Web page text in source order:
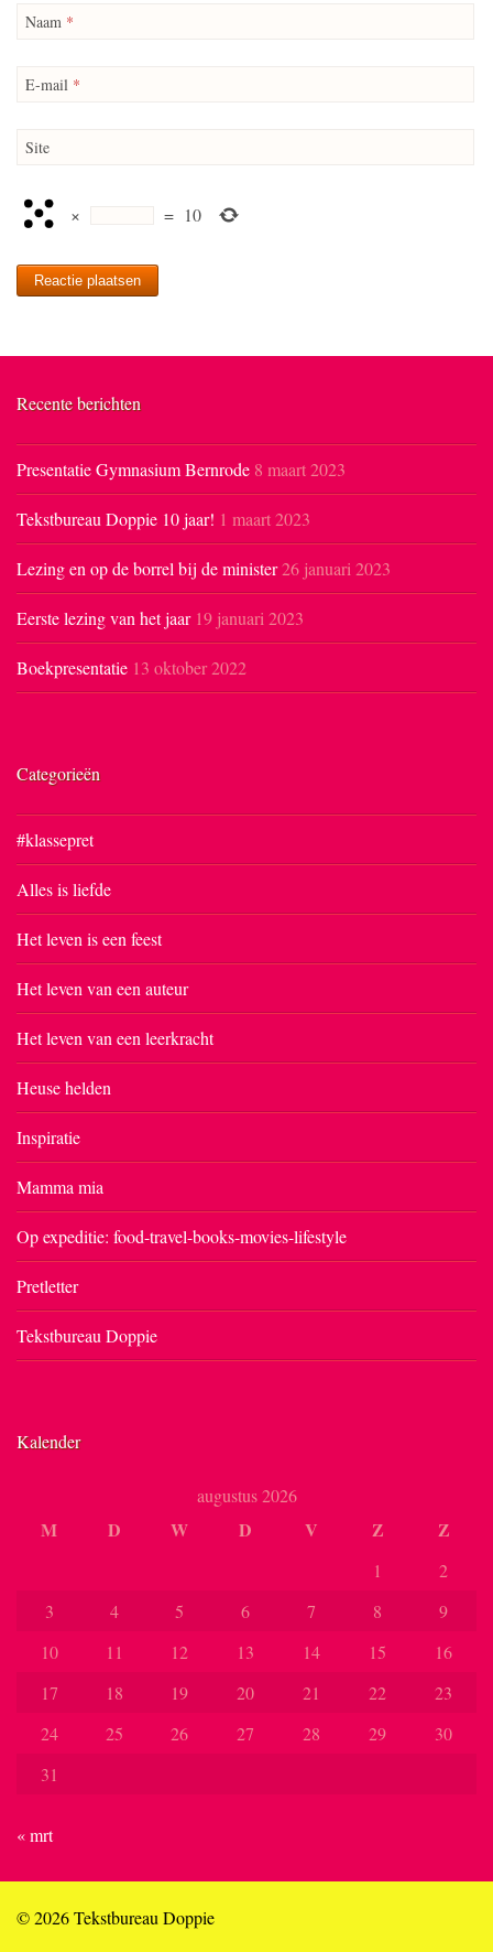
Naam *
E-mail *
Site
× = 10
Recente berichten
Presentatie Gymnasium Bernrode 8 maart 2023
Tekstbureau Doppie 10 jaar! 1 maart 2023
Lezing en op de borrel bij de minister26 januari 2023
Eerste lezing van het jaar 19 januari 2023
Boekpresentatie 13 oktober 2022
Categorieën
#klassepret
Alles is liefde
Het leven is een feest
Het leven van een auteur
Het leven van een leerkracht
Heuse helden
Inspiratie
Mamma mia
Op expeditie: food-travel-books-movies-lifestyle
Pretletter
Tekstbureau Doppie
Kalender
augustus 2026
M D W D V Z Z
1
2
3
4 5 6 7 8
9
10
11 12 13 14 15
16
17
18 19 20 21 22
23
24
25 26 27 28 29
30
31
« mrt
© 2026 Tekstbureau Doppie